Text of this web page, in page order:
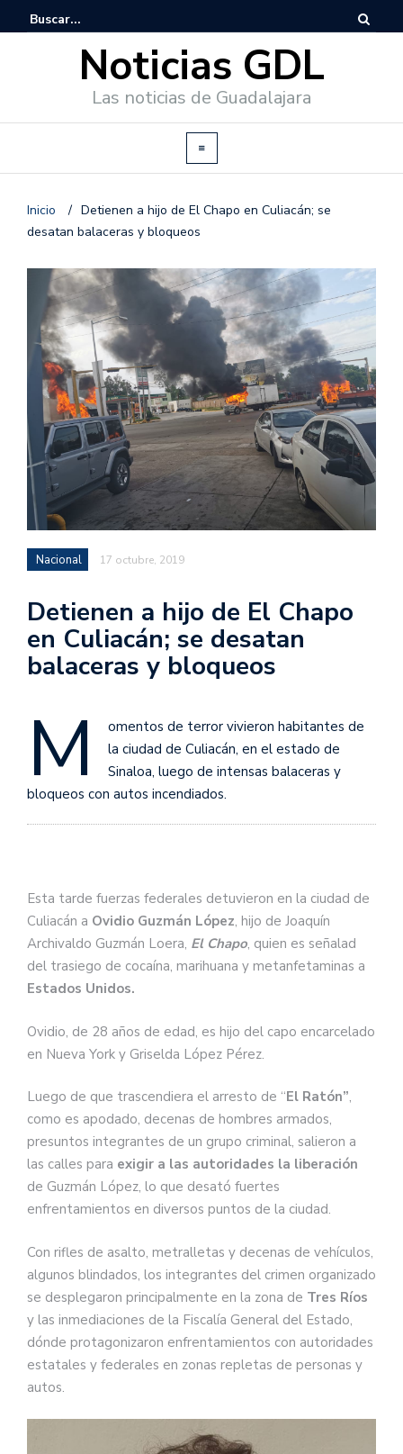
Noticias GDL
Las noticias de Guadalajara
Inicio / Detienen a hijo de El Chapo en Culiacán; se
desatan balaceras y bloqueos
Nacional 17 octubre, 2019
Detienen a hijo de El Chapo
en Culiacán; se desatan
balaceras y bloqueos
M
omentos de terror vivieron habitantes de
la ciudad de Culiacán, en el estado de
Sinaloa, luego de intensas balaceras y
bloqueos con autos incendiados.
Esta tarde fuerzas federales detuvieron en la ciudad de
Culiacán a Ovidio Guzmán López, hijo de Joaquín
Archivaldo Guzmán Loera, El Chapo, quien es señalad
del trasiego de cocaína, marihuana y metanfetaminas a
Estados Unidos.
Ovidio, de 28 años de edad, es hijo del capo encarcelado
en Nueva York y Griselda López Pérez.
Luego de que trascendiera el arresto de “El Ratón”,
como es apodado, decenas de hombres armados,
presuntos integrantes de un grupo criminal, salieron a
las calles para exigir a las autoridades la liberación
de Guzmán López, lo que desató fuertes
enfrentamientos en diversos puntos de la ciudad.
Con rifles de asalto, metralletas y decenas de vehículos,
algunos blindados, los integrantes del crimen organizado
se desplegaron principalmente en la zona de Tres Ríos
y las inmediaciones de la Fiscalía General del Estado,
dónde protagonizaron enfrentamientos con autoridades
estatales y federales en zonas repletas de personas y
autos.